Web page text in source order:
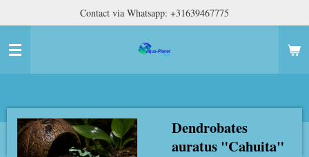
naar
hoofdinhoud
Contact via Whatsapp: +31639467775
Dendrobates
auratus "Cahuita"